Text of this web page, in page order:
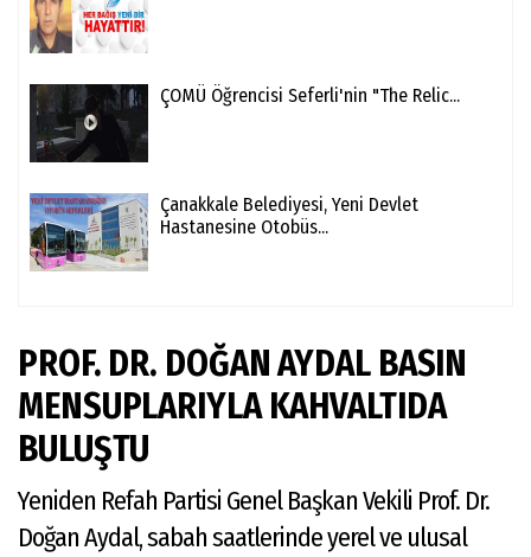
ÇOMÜ Öğrencisi Seferli'nin "The Relic...
Çanakkale Belediyesi, Yeni Devlet
Hastanesine Otobüs...
PROF. DR. DOĞAN AYDAL BASIN
MENSUPLARIYLA KAHVALTIDA
BULUŞTU
Yeniden Refah Partisi Genel Başkan Vekili Prof. Dr.
Doğan Aydal, sabah saatlerinde yerel ve ulusal